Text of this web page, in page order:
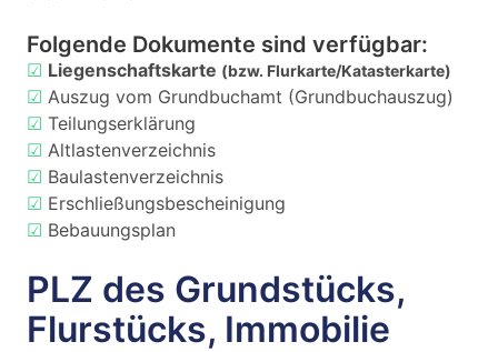
Folgende Dokumente sind verfügbar:
☑ Liegenschaftskarte (bzw. Flurkarte/Katasterkarte)
☑ Auszug vom Grundbuchamt (Grundbuchauszug)
☑ Teilungserklärung
☑ Altlastenverzeichnis
☑ Baulastenverzeichnis
☑ Erschließungsbescheinigung
☑ Bebauungsplan
PLZ des Grundstücks,
Flurstücks, Immobilie